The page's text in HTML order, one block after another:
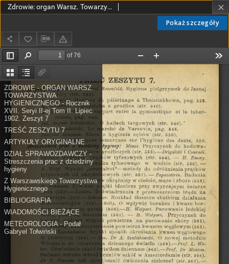
Pokaż szczegóły
Zdrowie: organ Warsz. Towarzystwa Hygienicznego, poświęcony hygienie publicznej i prywatnej 1902, R. XVII, T. II, z. 7